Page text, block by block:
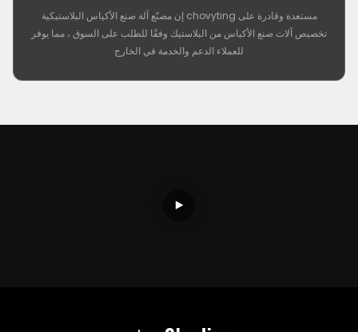
إن مصنّع آلة صنع الأكياس البلاستيكية chovyting مستعدة وقادرة على
تخصيص آلات صنع الأكياس من البلاستيك وفقًا للطلب على السوق ، مما يوفر
للعملاء الدعم والخدمة في الخارج